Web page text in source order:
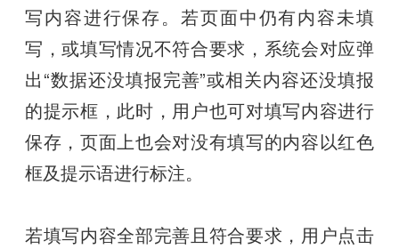
写内容进行保存。若页面中仍有内容未填
写，或填写情况不符合要求，系统会对应弹
出“数据还没填报完善”或相关内容还没填报
的提示框，此时，用户也可对填写内容进行
保存，页面上也会对没有填写的内容以红色
框及提示语进行标注。
若填写内容全部完善且符合要求，用户点击